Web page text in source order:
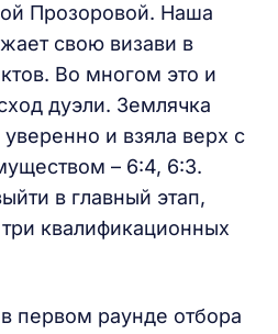
Прозоровой. Наша
свою визави в
Во многом это и
дуэли. Землячка
и взяла верх с
– 6:4, 6:3.
в главный этап,
квалификационных
первом раунде отбора